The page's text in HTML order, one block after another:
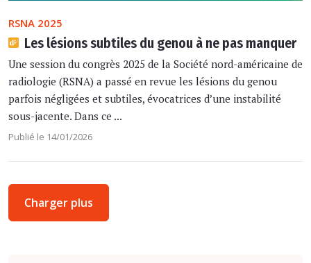
RSNA 2025
Les lésions subtiles du genou à ne pas manquer
Une session du congrès 2025 de la Société nord-américaine de
radiologie (RSNA) a passé en revue les lésions du genou
parfois négligées et subtiles, évocatrices d’une instabilité
sous-jacente. Dans ce ...
Publié le 14/01/2026
Charger plus